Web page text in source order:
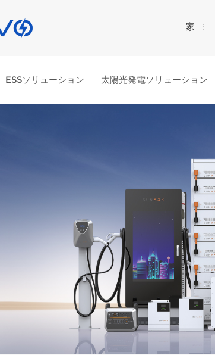
家
ESSソリューション 太陽光発電ソリューション